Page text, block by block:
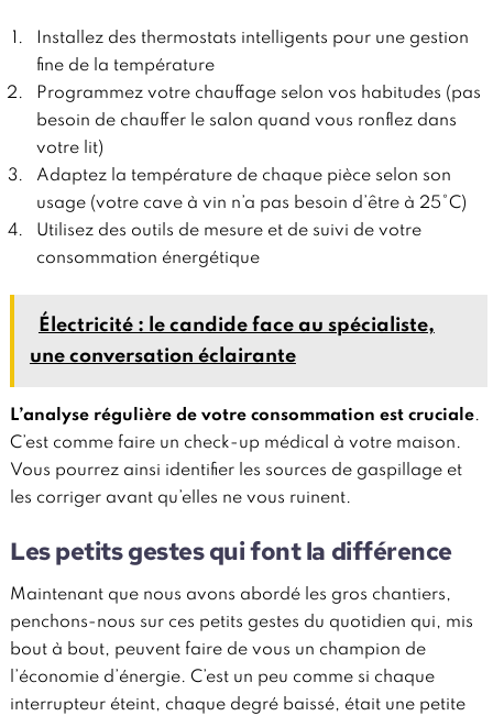
Installez des thermostats intelligents pour une gestion
fine de la température
Programmez votre chauffage selon vos habitudes (pas
besoin de chauffer le salon quand vous ronflez dans
votre lit)
Adaptez la température de chaque pièce selon son
usage (votre cave à vin n’a pas besoin d’être à 25°C)
Utilisez des outils de mesure et de suivi de votre
consommation énergétique
Électricité : le candide face au spécialiste,
une conversation éclairante
L’analyse régulière de votre consommation est cruciale.
C’est comme faire un check-up médical à votre maison.
Vous pourrez ainsi identifier les sources de gaspillage et
les corriger avant qu’elles ne vous ruinent.
Les petits gestes qui font la différence
Maintenant que nous avons abordé les gros chantiers,
penchons-nous sur ces petits gestes du quotidien qui, mis
bout à bout, peuvent faire de vous un champion de
l’économie d’énergie. C’est un peu comme si chaque
interrupteur éteint, chaque degré baissé, était une petite